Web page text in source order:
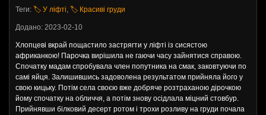
Теги: 🏷️ У ліфті, 🏷️ Красиві груди
Додано: 2023-02-10
Хлопцеві вкрай пощастило застрягти у ліфті із сисястою
африканкою! Парочка вирішила не гаючи часу зайнятися справою.
Спочатку мадам спробувала член попутника на смак, заковтуючи по
самі яйця. Залишившись задоволена результатом прийняла його у
свою кицьку. Потім села своєю вже добряче розтраханою дірочкою
йому спочатку на обличчя, а потім знову осідлала міцний стовбур.
Прийнявши білковий десерт ротом і трохи розливу на груди почала